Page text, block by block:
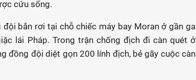
cứu sống.
bắn rơi tại chỗ chiếc máy bay Moran ở gần ga
lái Pháp. Trong trận chống địch đi càn quét ở
đồng đội diệt gọn 200 lính địch, bẻ gãy cuộc càn